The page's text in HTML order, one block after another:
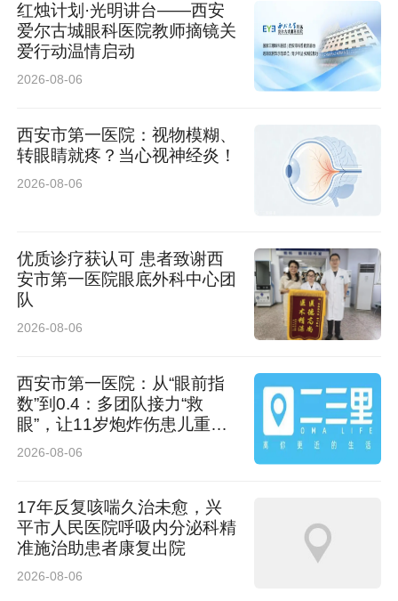
红烛计划·光明讲台——西安
爱尔古城眼科医院教师摘镜关
爱行动温情启动
2026-08-06
西安市第一医院：视物模糊、
转眼睛就疼？当心视神经炎！
2026-08-06
优质诊疗获认可 患者致谢西
安市第一医院眼底外科中心团
队
2026-08-06
西安市第一医院：从“眼前指
数”到0.4：多团队接力“救
眼”，让11岁炮炸伤患儿重见
光明
2026-08-06
17年反复咳喘久治未愈，兴
平市人民医院呼吸内分泌科精
准施治助患者康复出院
2026-08-06